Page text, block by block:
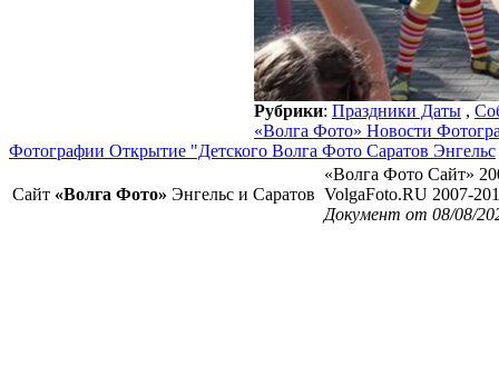
Рубрики: Праздники Даты ,
«Волга Фото» Новости
Фотографии Открытие "Детского Волга Фото Саратов Энгельс
Сайт «Волга Фото» Энгельс и Саратов
«Волга Фото Сайт»
VolgaFoto.RU 2007-
Документ от 08/08/